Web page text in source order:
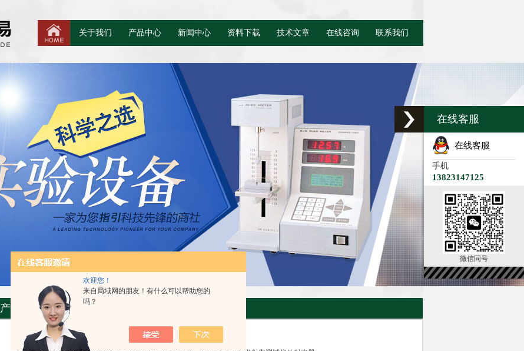
欢迎您！
来自局域网的朋友！有什么可以帮助您的
吗？
关于我们 产品中心 新闻中心 资料下载 技术文章 在线咨询 联系我们
产品资料
在线客服
在线客服
手机
13823147125
微信同号